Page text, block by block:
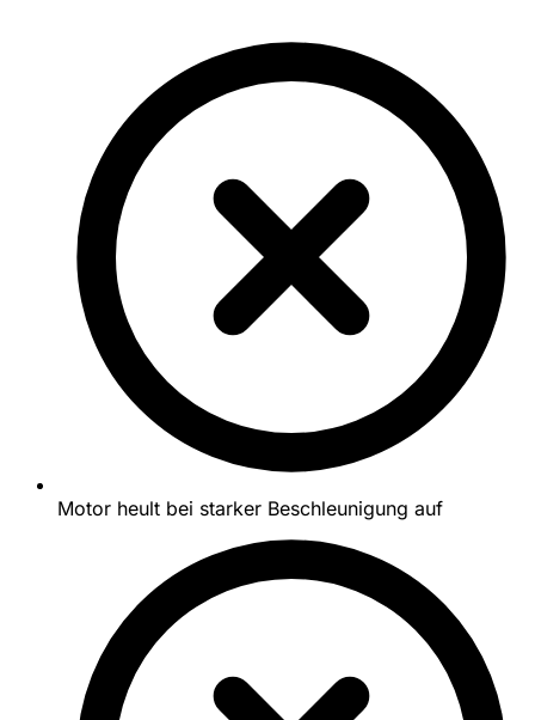
Motor heult bei starker Beschleunigung auf